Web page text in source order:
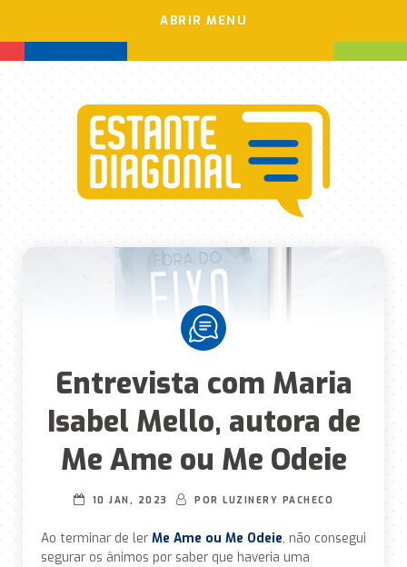
ABRIR MENU
Entrevista com Maria
Isabel Mello, autora de
Me Ame ou Me Odeie
10 JAN, 2023 PORLUZINERY PACHECO
Ao terminar de ler Me Ame ou Me Odeie, não consegui
segurar os ânimos por saber que haveria uma